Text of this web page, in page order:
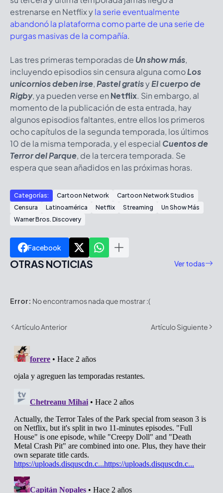
estrenarse en Netflix yla serie eventualmente
abandonó la plataforma como parte de una serie de
purgas masivas de la compañía.
Las tres primeras temporadas de Un show más,
incluyendo episodios sin censura alguna comoLos
unicornios deben irse,Pastel gratisyEl cuerpo de
Rigby, ya pueden verse en Netflix. Sin embargo, al
momento de la publicación de esta entrada, hay
algunos episodios faltantes, entre ellos los primeros
ocho capítulos de la segunda temporada, los últimos
10 de la misma temporada, y el especial Cuentos de
Terror del Parque, de la tercera temporada. Se
espera que sean añadidos en las próximas horas.
Categorías: Cartoon Network
Cartoon Network Studios
Censura
Latinoamérica Netflix Streaming
Un Show Más
Warner Bros. Discovery
Facebook
OTRAS NOTICIAS Ver todas
Error: No encontramos nada que mostrar :(
Artículo Anterior Artículo Siguiente